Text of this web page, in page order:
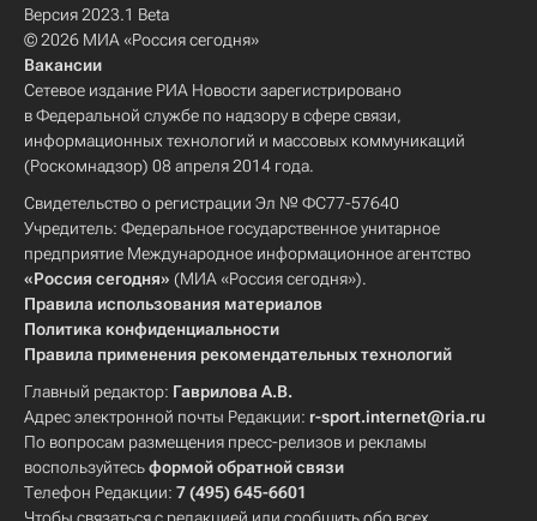
Версия 2023.1 Beta
© 2026 МИА «Россия сегодня»
Вакансии
Сетевое издание РИА Новости зарегистрировано
в Федеральной службе по надзору в сфере связи,
информационных технологий и массовых коммуникаций
(Роскомнадзор) 08 апреля 2014 года.
Свидетельство о регистрации Эл № ФС77-57640
Учредитель: Федеральное государственное унитарное
предприятие Международное информационное агентство
«Россия сегодня» (МИА «Россия сегодня»).
Правила использования материалов
Политика конфиденциальности
Правила применения рекомендательных технологий
Главный редактор: Гаврилова А.В.
Адрес электронной почты Редакции: r-sport.internet@ria.ru
По вопросам размещения пресс-релизов и рекламы
воспользуйтесьформой обратной связи
Телефон Редакции: 7 (495) 645-6601